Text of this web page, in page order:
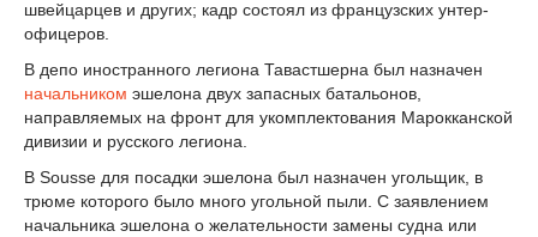
швейцарцев и других; кадр состоял из французских унтер-
офицеров.
В депо иностранного легиона Тавастшерна был назначен
начальником эшелона двух запасных батальонов,
направляемых на фронт для укомплектования Марокканской
дивизии и русского легиона.
В Sousse для посадки эшелона был назначен угольщик, в
трюме которого было много угольной пыли. С заявлением
начальника эшелона о желательности замены судна или